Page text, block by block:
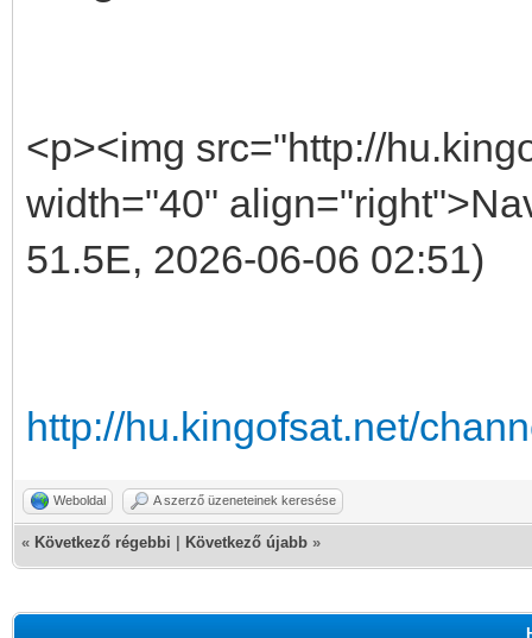
<p><img src="http://
width="40"
51.5E, 2026-06-06 02:51)
http://hu.kingofsat.net/
Weboldal A szerző üzeneteinek keresése
« Következő régebbi Következő újabb »